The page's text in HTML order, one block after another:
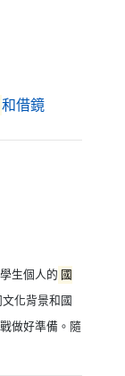
和借鏡（另開新視
視窗）
生個人的 國
化背景和國
做好準備。隨